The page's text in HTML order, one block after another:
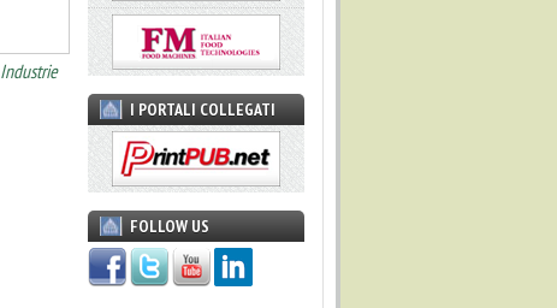
Industrie
I PORTALI COLLEGATI
FOLLOW US